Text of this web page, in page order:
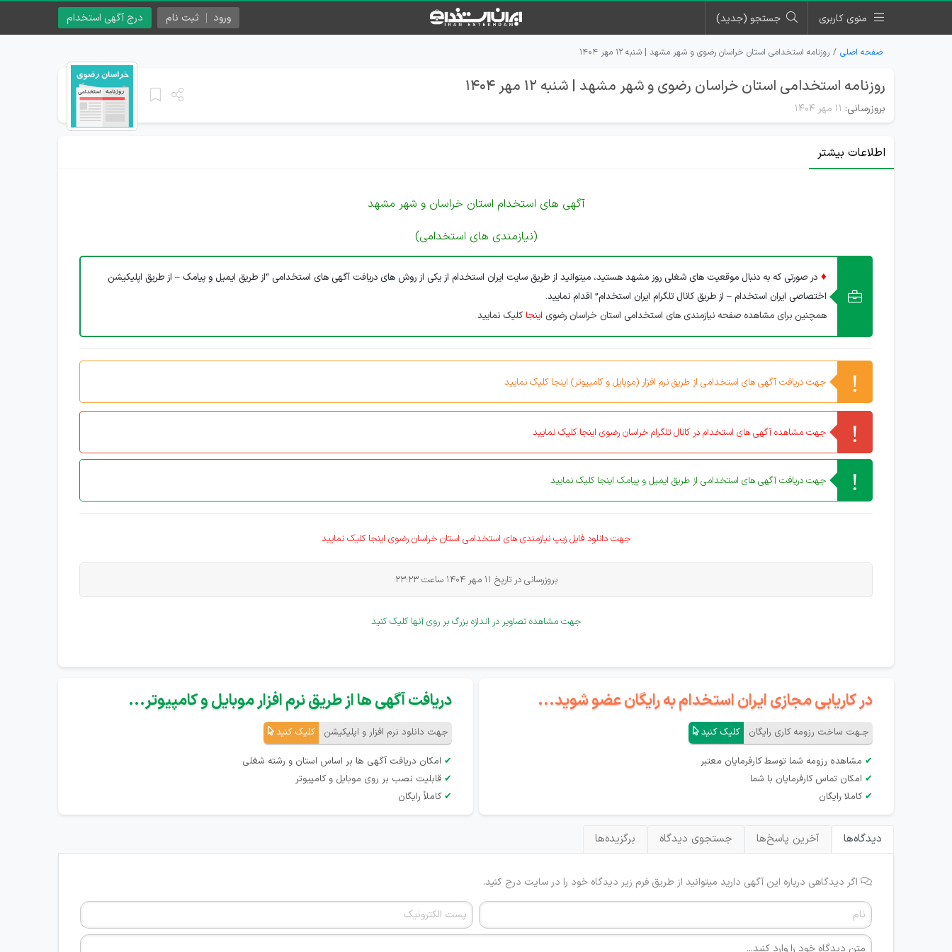
منوی کاربری جستجو (جدید) درج آگهی استخدام ورود ثبت نام
صفحه اصلی روزنامه استخدامی استان خراسان رضوی و شهر مشهد | شنبه ۱۲ مهر ۱۴۰۴
روزنامه استخدامی استان خراسان رضوی و شهر مشهد | شنبه 12 مهر 1404
بروزرسانی: ۱۱ مهر ۱۴۰۴
اطلاعات بیشتر
آگهی های استخدام استان خراسان و شهر مشهد
(نیازمندی های استخدامی)
♦ در صورتی که به دنبال موقعیت های شغلی روز مشهد هستید، میتوانید از طریق سایت ایران استخدام از یکی از روش های دریافت آگهی های استخدامی “از طریق ایمیل و پیامک – از طریق اپلیکیشن
اختصاصی ایران استخدام – از طریق کانال تلگرام ایران استخدام” اقدام نمایید.
همچنین برای مشاهده صفحه نیازمندی های استخدامی استان خراسان رضوی اینجاکلیک نمایید
جهت دریافت آگهی های استخدامی از طریق نرم افزار (موبایل و کامپیوتر) اینجا کلیک نمایید
جهت مشاهده آگهی های استخدام در کانال تلگرام خراسان رضوی اینجا کلیک نمایید
جهت دریافت آگهی های استخدامی از طریق ایمیل و پیامک اینجا کلیک نمایید
جهت دانلود فایل زیپ نیازمندی های استخدامی استان خراسان رضوی اینجا کلیک نمایید
بروزرسانی در تاریخ 11 مهر 1404 ساعت 23:23
جهت مشاهده تصاویر در اندازه بزرگ بر روی آنها کلیک کنید
در کاریابی مجازی ایران استخدام به رایگان عضو شوید...
جـهت ساخت رزومه کاری رایگان کلیک کنید
✔ مشاهده رزومه شما توسط کارفرمایان معتبر
✔ امکان تماس کارفرمایان با شما
✔ کاملا رایگان
دریافت آگهی ها از طریق نرم افزار موبایل و کامپیوتر...
جهت دانلود نرم افزار و اپلیکیشن کلیک کنید
✔ امکان دریافت آگهی ها بر اساس استان و رشته شغلی
✔ قابلیت نصب بر روی موبایل و کامپیوتر
✔ کاملاً رایگان
دیدگاه‌ها آخرین پاسخ‌ها جستجوی دیدگاه برگزیده‌ها
اگر دیدگاهی درباره این آگهی دارید میتوانید از طریق فرم زیر دیدگاه خود را در سایت درج کنید.